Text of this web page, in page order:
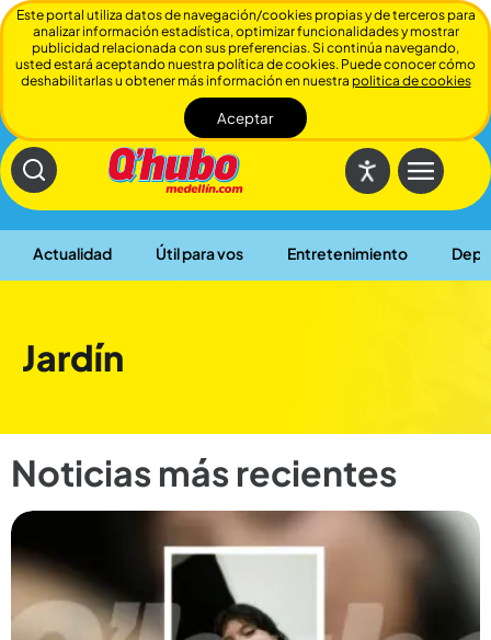
Actualidad Útil para vos Entretenimiento
Cerrar
Jardín
Noticias más recientes
Este portal utiliza datos de navegación/cookies propias y de terceros para
analizar información estadística, optimizar funcionalidades y mostrar
publicidad relacionada con sus preferencias. Si continúa navegando,
usted estará aceptando nuestra política de cookies. Puede conocer cómo
deshabilitarlas u obtener más información en nuestra politica de cookies
Aceptar